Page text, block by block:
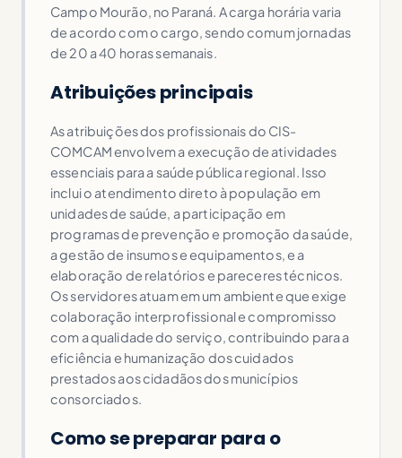
Campo Mourão, no Paraná. A carga horária varia
de acordo com o cargo, sendo comum jornadas
de 20 a 40 horas semanais.
Atribuições principais
As atribuições dos profissionais do CIS-
COMCAM envolvem a execução de atividades
essenciais para a saúde pública regional. Isso
inclui o atendimento direto à população em
unidades de saúde, a participação em
programas de prevenção e promoção da saúde,
a gestão de insumos e equipamentos, e a
elaboração de relatórios e pareceres técnicos.
Os servidores atuam em um ambiente que exige
colaboração interprofissional e compromisso
com a qualidade do serviço, contribuindo para a
eficiência e humanização dos cuidados
prestados aos cidadãos dos municípios
consorciados.
Como se preparar para o